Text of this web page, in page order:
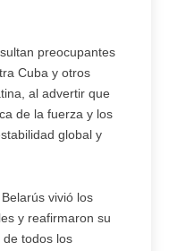
preocupantes
Cuba y otros
al advertir que
de la fuerza y los
global y
vivió los
y reafirmaron su
todos los